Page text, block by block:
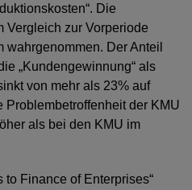
Die
Vergleich zur Vorperiode
Der Anteil
„Kundengewinnung“ als
von mehr als 23% auf
Problembetroffenheit der KMU
als bei den KMU im
to Finance of Enterprises“